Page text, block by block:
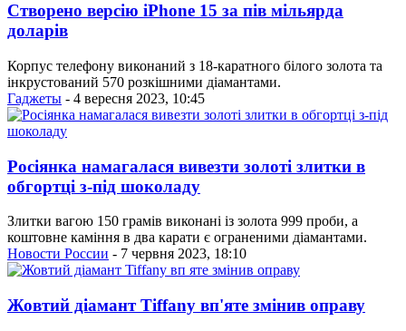
Створено версію iPhone 15 за пів мільярда
доларів
Корпус телефону виконаний з 18-каратного білого золота та
інкрустований 570 розкішними діамантами.
Гаджеты - 4 вересня 2023, 10:45
Росіянка намагалася вивезти золоті злитки в
обгортці з-під шоколаду
Злитки вагою 150 грамів виконані із золота 999 проби, а
коштовне каміння в два карати є ограненими діамантами.
Новости России - 7 червня 2023, 18:10
Жовтий діамант Tiffany вп'яте змінив оправу